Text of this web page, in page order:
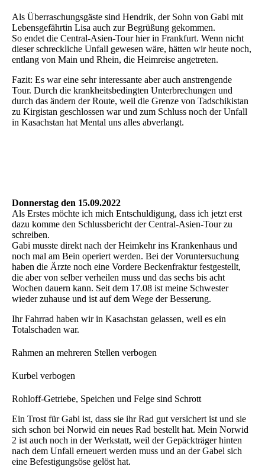
Als Überraschungsgäste sind Hendrik, der Sohn von Gabi mit
Lebensgefährtin Lisa auch zur Begrüßung gekommen.
So endet die Central-Asien-Tour hier in Frankfurt. Wenn nicht
dieser schreckliche Unfall gewesen wäre, hätten wir heute noch,
entlang von Main und Rhein, die Heimreise angetreten.
Fazit: Es war eine sehr interessante aber auch anstrengende
Tour. Durch die krankheitsbedingten Unterbrechungen und
durch das ändern der Route, weil die Grenze von Tadschikistan
zu Kirgistan geschlossen war und zum Schluss noch der Unfall
in Kasachstan hat Mental uns alles abverlangt.
Donnerstag den 15.09.2022
Als Erstes möchte ich mich Entschuldigung, dass ich jetzt erst
dazu komme den Schlussbericht der Central-Asien-Tour zu
schreiben.
Gabi musste direkt nach der Heimkehr ins Krankenhaus und
noch mal am Bein operiert werden. Bei der Voruntersuchung
haben die Ärzte noch eine Vordere Beckenfraktur festgestellt,
die aber von selber verheilen muss und das sechs bis acht
Wochen dauern kann. Seit dem 17.08 ist meine Schwester
wieder zuhause und ist auf dem Wege der Besserung.
Ihr Fahrrad haben wir in Kasachstan gelassen, weil es ein
Totalschaden war.
Rahmen an mehreren Stellen verbogen
Kurbel verbogen
Rohloff-Getriebe, Speichen und Felge sind Schrott
Ein Trost für Gabi ist, dass sie ihr Rad gut versichert ist und sie
sich schon bei Norwid ein neues Rad bestellt hat. Mein Norwid
2 ist auch noch in der Werkstatt, weil der Gepäckträger hinten
nach dem Unfall erneuert werden muss und an der Gabel sich
eine Befestigungsöse gelöst hat.